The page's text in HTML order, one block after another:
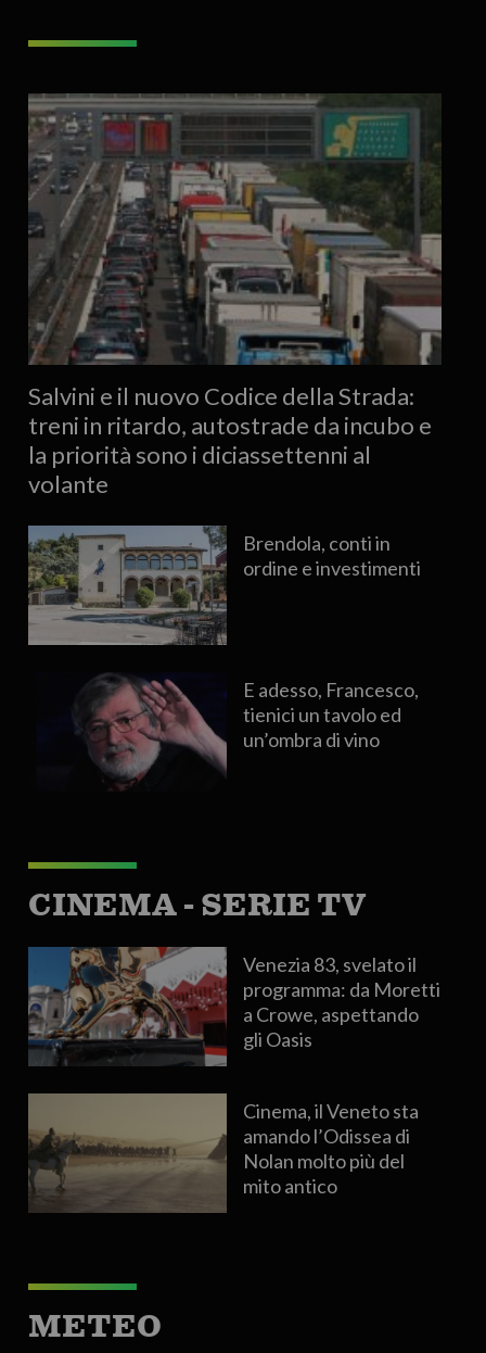
Salvini e il nuovo Codice della Strada:
treni in ritardo, autostrade da incubo e
la priorità sono i diciassettenni al
volante
Brendola, conti in
ordine e investimenti
E adesso, Francesco,
tienici un tavolo ed
un’ombra di vino
CINEMA - SERIE TV
Venezia 83, svelato il
programma: da Moretti
a Crowe, aspettando
gli Oasis
Cinema, il Veneto sta
amando l’Odissea di
Nolan molto più del
mito antico
METEO